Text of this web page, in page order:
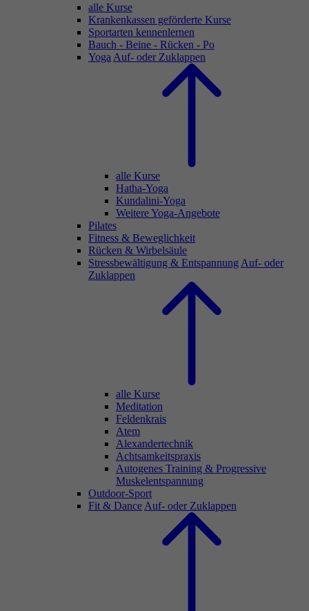
alle Kurse
Krankenkassen geförderte Kurse
Sportarten kennenlernen
Bauch - Beine - Rücken - Po
Yoga Auf- oder Zuklappen
alle Kurse
Hatha-Yoga
Kundalini-Yoga
Weitere Yoga-Angebote
Pilates
Fitness & Beweglichkeit
Rücken & Wirbelsäule
Stressbewältigung & Entspannung Auf- oder
Zuklappen
alle Kurse
Meditation
Feldenkrais
Atem
Alexandertechnik
Achtsamkeitspraxis
Autogenes Training & Progressive
Muskelentspannung
Outdoor-Sport
Fit & Dance Auf- oder Zuklappen